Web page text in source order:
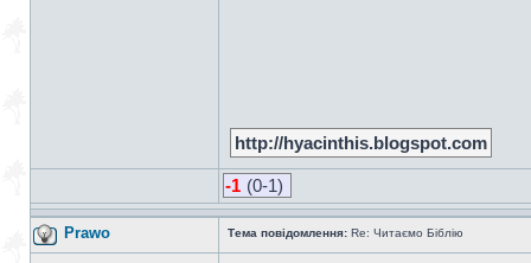
http://hyacinthis.blogspot.com
-1 (0-1)
Prawo Тема повідомлення: Re: Читаємо Біблію